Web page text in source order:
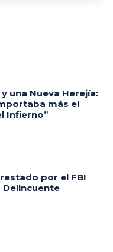
una Nueva Herejía:
más el
Infierno”
por el FBI